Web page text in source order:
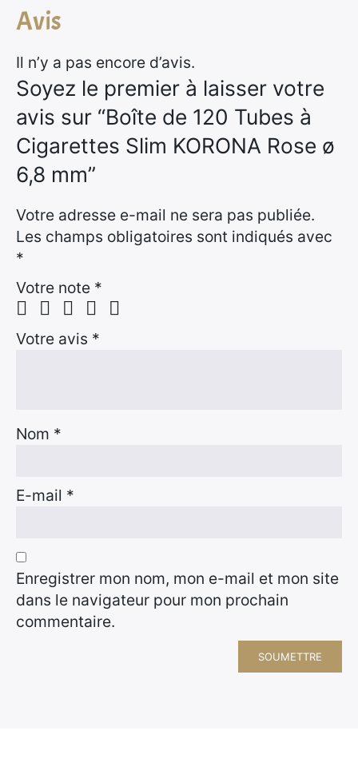
Avis
Il n’y a pas encore d’avis.
Soyez le premier à laisser votre
avis sur “Boîte de 120 Tubes à
Cigarettes Slim KORONA Rose ø
6,8 mm”
Votre adresse e-mail ne sera pas publiée.
Les champs obligatoires sont indiqués avec
*
Votre note *
Votre avis *
Nom *
E-mail *
Enregistrer mon nom, mon e-mail et mon site
dans le navigateur pour mon prochain
commentaire.